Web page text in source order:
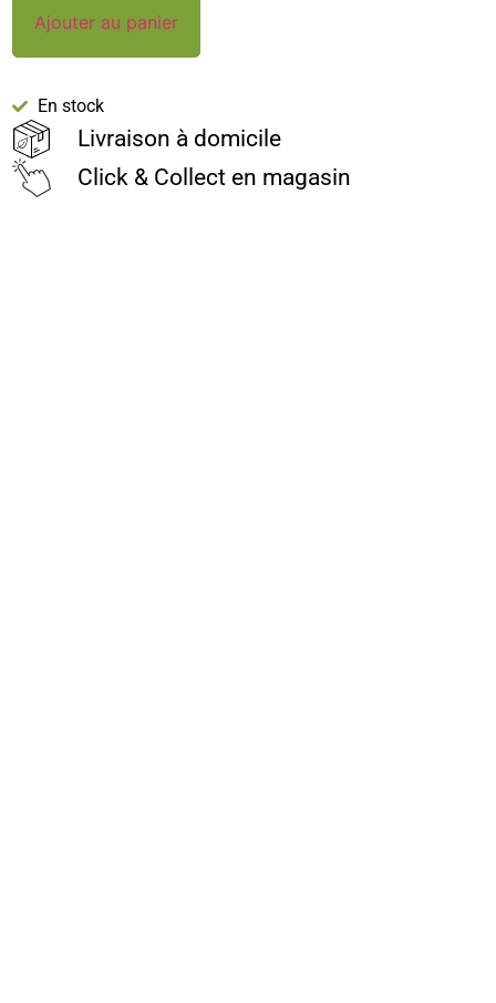
Ajouter au panier
En stock
Livraison à domicile
Click & Collect en magasin